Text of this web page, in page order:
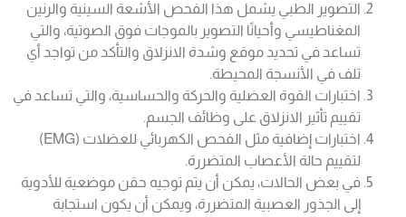
التصوير الطبي يشمل هذا الفحص الأشعة السينية والرنين
المغناطيسي وأحيانًا التصوير بالموجات فوق الصوتية، والتي
تساعد في تحديد موقع وشدة الانزلاق والتأكد من تواجد أي
تلف في الأنسجة المحيطة.
اختبارات القوة العضلية والحركة والحساسية، والتي تساعد في
تقييم تأثير الانزلاق على وظائف الجسم.
اختبارات إضافية مثل الفحص الكهربائي للعضلات (EMG)
لتقييم حالة الأعصاب المتضررة.
في بعض الحالات، يمكن أن يتم توجيه حقن موضعية للأدوية
إلى الجذور العصبية المتضررة، ويمكن أن يكون استجابة